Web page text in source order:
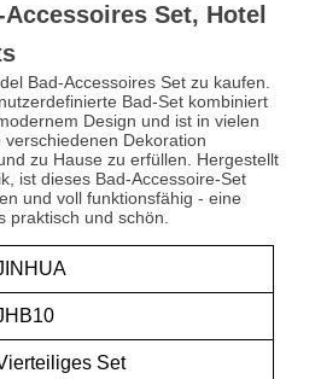
Set, Hotel
Bad-Accessoires Set zu kaufen.
Bad-Set kombiniert
Design und ist in vielen
Dekoration
zu Hause zu erfüllen. Hergestellt
ist dieses Bad-Accessoire-Set
und voll funktionsfähig - eine
praktisch und schön.
Set